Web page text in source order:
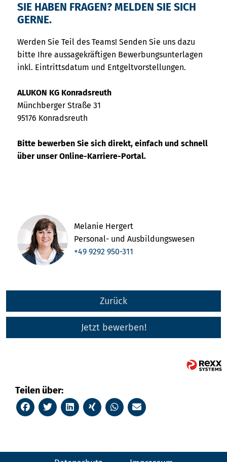
SIE HABEN FRAGEN? MELDEN SIE SICH
GERNE.
Werden Sie Teil des Teams! Senden Sie uns dazu
bitte Ihre aussagekräftigen Bewerbungsunterlagen
inkl. Eintrittsdatum und Entgeltvorstellungen.
ALUKON KG Konradsreuth
Münchberger Straße 31
95176 Konradsreuth
Bitte bewerben Sie sich direkt, einfach und schnell
über unser Online-Karriere-Portal.
Melanie Hergert
Personal- und Ausbildungswesen
+49 9292 950-311
Zurück
Jetzt bewerben!
Teilen über: